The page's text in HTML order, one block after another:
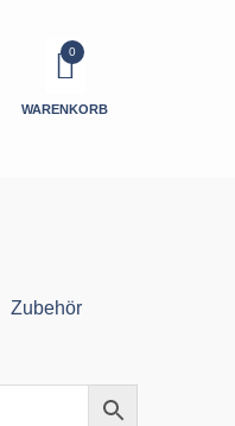
WARENKORB
Zubehör